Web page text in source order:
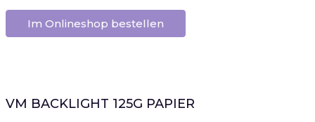
Im Onlineshop bestellen
VM BACKLIGHT 125G PAPIER